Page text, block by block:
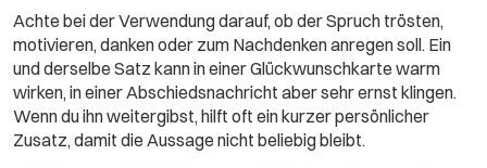
Achte bei der Verwendung darauf, ob der Spruch trösten,
motivieren, danken oder zum Nachdenken anregen soll. Ein
und derselbe Satz kann in einer Glückwunschkarte warm
wirken, in einer Abschiedsnachricht aber sehr ernst klingen.
Wenn du ihn weitergibst, hilft oft ein kurzer persönlicher
Zusatz, damit die Aussage nicht beliebig bleibt.